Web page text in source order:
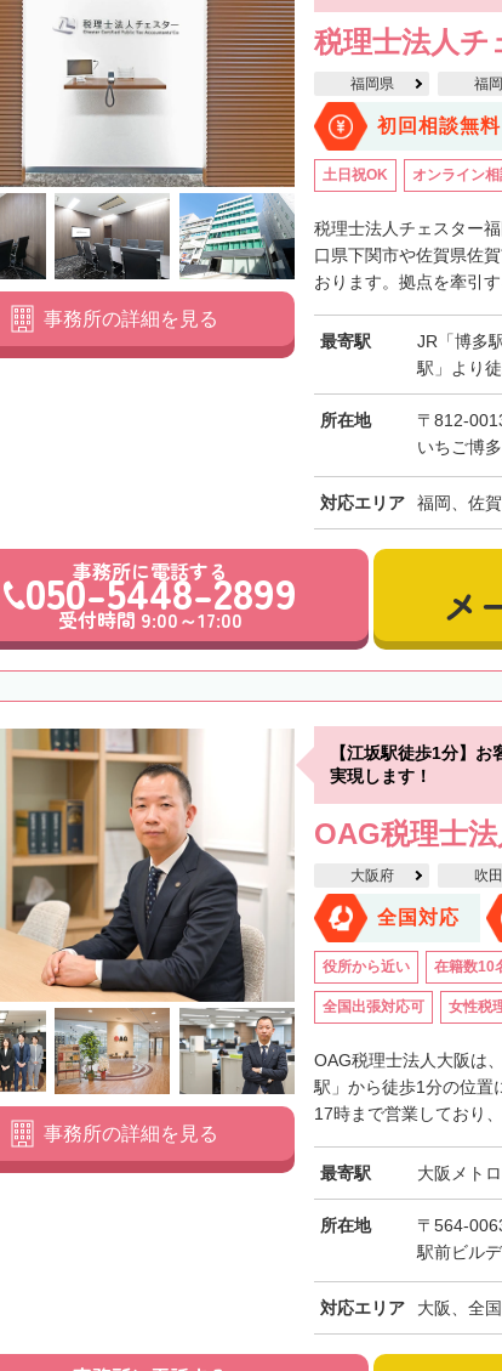
税理士法人チ
福岡県 福
初回相談無料
土日祝OK オンライン
税理士法人チェスター
口県下関市や佐賀県佐
おります。拠点を牽引
最寄駅
JR「博多
駅」より
所在地
〒812-
いちご博
対応エリア 福岡、佐
事務所の詳細を見る
事務所に電話する
050-5448-2899
受付時間 9:00～17:00 メ
【江坂駅徒歩1分】
実現します！
OAG税理士
大阪府 吹
全国対応
役所から近い 在籍数10
全国出張対応可 女性税
OAG税理士法人大阪は
駅」から徒歩1分の位置
17時まで営業しており
最寄駅 大阪メト
所在地
〒564-
駅前ビル
対応エリア 大阪、全
事務所の詳細を見る